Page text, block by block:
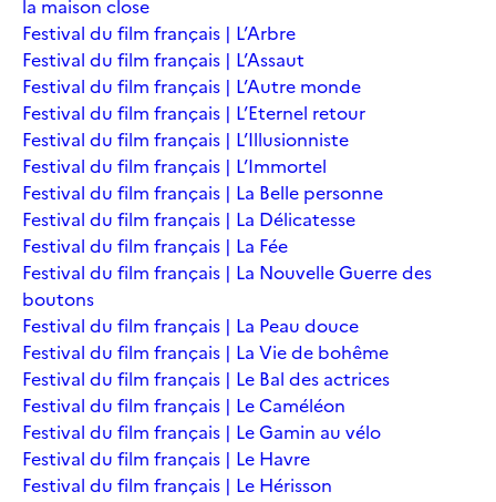
la maison close
Festival du film français | L’Arbre
Festival du film français | L’Assaut
Festival du film français | L’Autre monde
Festival du film français | L’Eternel retour
Festival du film français | L’Illusionniste
Festival du film français | L’Immortel
Festival du film français | La Belle personne
Festival du film français | La Délicatesse
Festival du film français | La Fée
Festival du film français | La Nouvelle Guerre des
boutons
Festival du film français | La Peau douce
Festival du film français | La Vie de bohême
Festival du film français | Le Bal des actrices
Festival du film français | Le Caméléon
Festival du film français | Le Gamin au vélo
Festival du film français | Le Havre
Festival du film français | Le Hérisson